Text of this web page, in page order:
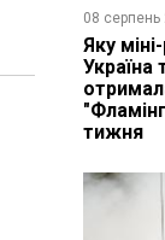
08 серпень
Яку
Україна
тижня